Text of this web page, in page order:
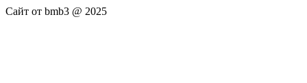
Сайт от bmb3 @ 2025